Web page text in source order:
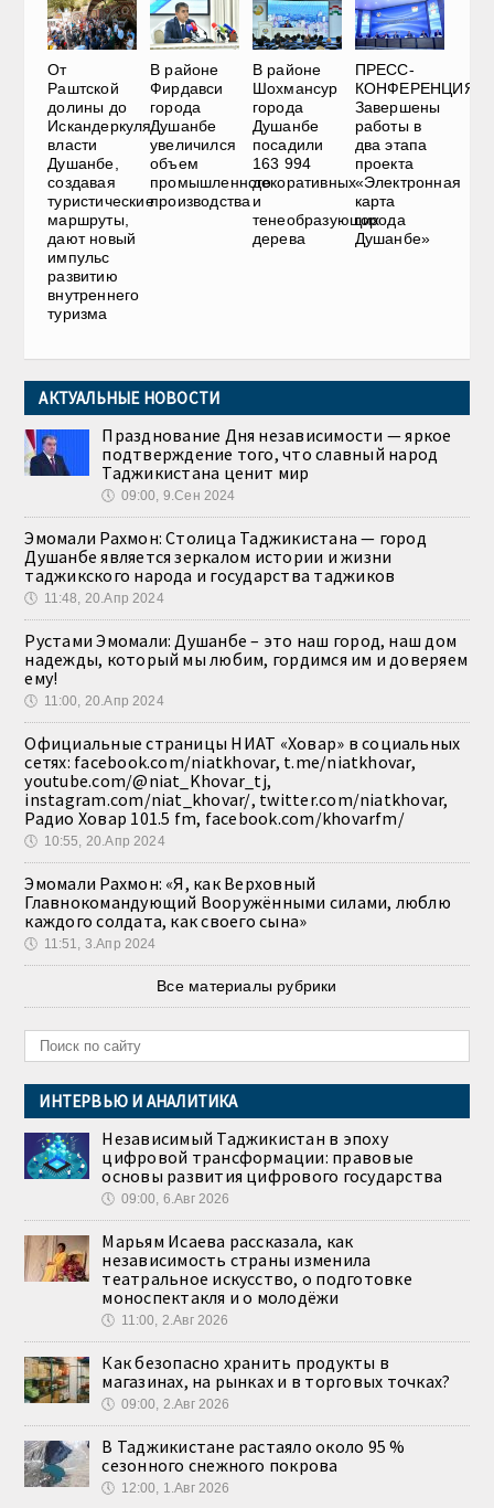
От
Раштcкой
долины до
Искандеркуля:
власти
Душанбе,
создавая
туристические
маршруты,
дают новый
импульс
развитию
внутреннего
туризма
В районе
Фирдавси
города
Душанбе
увеличился
объем
промышленного
производства
В районе
Шохмансур
города
Душанбе
посадили
163 994
декоративных
и
тенеобразующих
дерева
ПРЕСС-
КОНФЕРЕНЦИЯ.
Завершены
работы в
два этапа
проекта
«Электронная
карта
города
Душанбе»
АКТУАЛЬНЫЕ НОВОСТИ
Празднование Дня независимости — яркое
подтверждение того, что славный народ
Таджикистана ценит мир
🕔 09:00, 9.Сен 2024
Эмомали Рахмон: Столица Таджикистана — город
Душанбе является зеркалом истории и жизни
таджикского народа и государства таджиков
🕔 11:48, 20.Апр 2024
Рустами Эмомали: Душанбе – это наш город, наш дом
надежды, который мы любим, гордимся им и доверяем
ему!
🕔 11:00, 20.Апр 2024
Официальные страницы НИАТ «Ховар» в социальных
сетях: facebook.com/niatkhovar, t.me/niatkhovar,
youtube.com/@niat_Khovar_tj,
instagram.com/niat_khovar/, twitter.com/niatkhovar,
Радио Ховар 101.5 fm, facebook.com/khovarfm/
🕔 10:55, 20.Апр 2024
Эмомали Рахмон: «Я, как Верховный
Главнокомандующий Вооружёнными силами, люблю
каждого солдата, как своего сына»
🕔 11:51, 3.Апр 2024
Все материалы рубрики
ИНТЕРВЬЮ И АНАЛИТИКА
Независимый Таджикистан в эпоху
цифровой трансформации: правовые
основы развития цифрового государства
🕔 09:00, 6.Авг 2026
Марьям Исаева рассказала, как
независимость страны изменила
театральное искусство, о подготовке
моноспектакля и о молодёжи
🕔 11:00, 2.Авг 2026
Как безопасно хранить продукты в
магазинах, на рынках и в торговых точках?
🕔 09:00, 2.Авг 2026
В Таджикистане растаяло около 95 %
сезонного снежного покрова
🕔 12:00, 1.Авг 2026